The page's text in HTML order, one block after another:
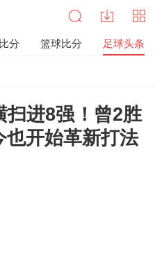
分 篮球比分 足球头条
扫进8强！曾2胜
也开始革新打法